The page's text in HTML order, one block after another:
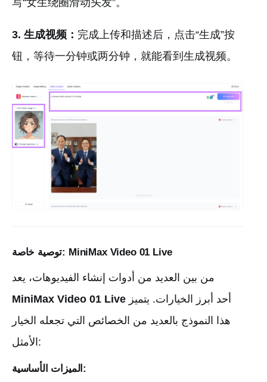
3. 生成视频： 完成上传和描述后，点击“生成”按
钮，等待一分钟或两分钟，就能看到生成视频。
توصية خاصة: MiniMax Video 01 Live
من بين العديد من أدوات إنشاء الفيديوهات، يعد
MiniMax Video 01 Live
هذا النموذج بالعديد من الخصائص التي تجعله الخيار
الأمثل:
الميزات الأساسية: